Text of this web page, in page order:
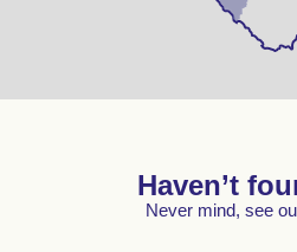
Haven’t
Never mind, see